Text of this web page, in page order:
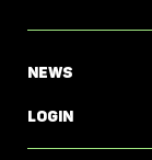
News
Login